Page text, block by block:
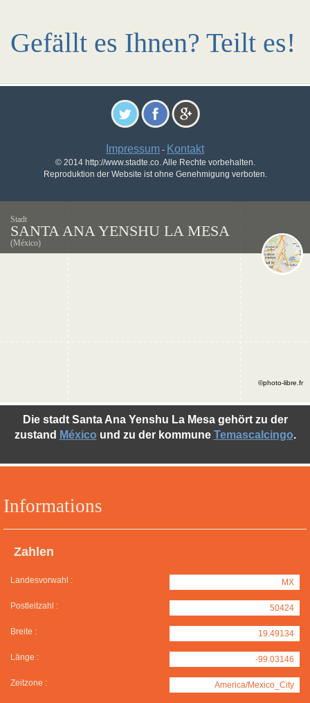
Gefällt es Ihnen? Teilt es!
Impressum - Kontakt
© 2014 http://www.stadte.co. Alle Rechte vorbehalten.
Reproduktion der Website ist ohne Genehmigung verboten.
Stadt
SANTA ANA YENSHU LA MESA
(México)
Informations
Zahlen
Landesvorwahl : MX
Postleitzahl : 50424
Breite : 19.49134
Länge : -99.03146
Zeitzone : America/Mexico_City
Die stadt Santa Ana Yenshu La Mesa gehört zu der
zustand México und zu der kommune Temascalcingo.
©photo-libre.fr